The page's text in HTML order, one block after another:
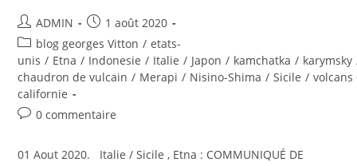
Auteur/autrice
de
la
publication :
ADMIN
Publication
publiée :
1 août 2020
Post
category:
blog georges Vitton / etats-
unis / Etna / Indonesie / Italie / Japon / kamchatka / karymsky
chaudron de vulcain / Merapi / Nisino-Shima / Sicile / volcans
californie
Commentaires
la
0 commentaire
01 Aout 2020. Italie / Sicile , Etna : COMMUNIQUÉ DE